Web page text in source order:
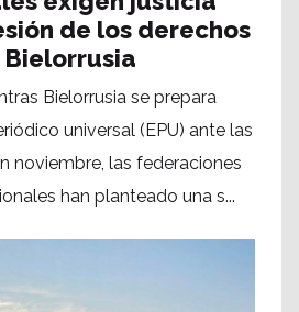
de los derechos
Bielorrusia se prepara
universal (EPU) ante las
noviembre, las federaciones
han planteado una s...